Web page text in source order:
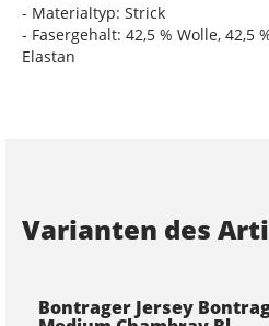
- Materialtyp: Strick
- Fasergehalt: 42,5 % Wolle, 42,5
Elastan
Varianten des
Bontrager Jersey